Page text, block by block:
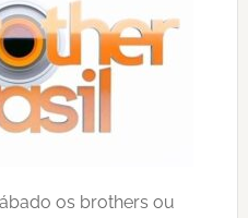
os brothers ou